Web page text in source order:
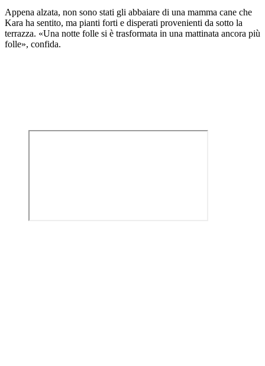
Appena alzata, non sono stati gli abbaiare di una mamma cane che
Kara ha sentito, ma pianti forti e disperati provenienti da sotto la
terrazza. «Una notte folle si è trasformata in una mattinata ancora più
folle», confida.